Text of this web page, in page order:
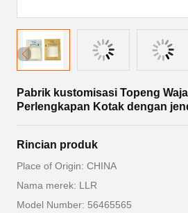
Pabrik kustomisasi Topeng
Perlengkapan Kotak dengan
Rincian produk
Place of Origin: CHINA
Nama merek: LLR
Model Number: 56465565